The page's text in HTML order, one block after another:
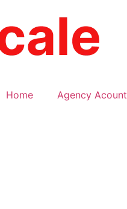
Home Agency Acount